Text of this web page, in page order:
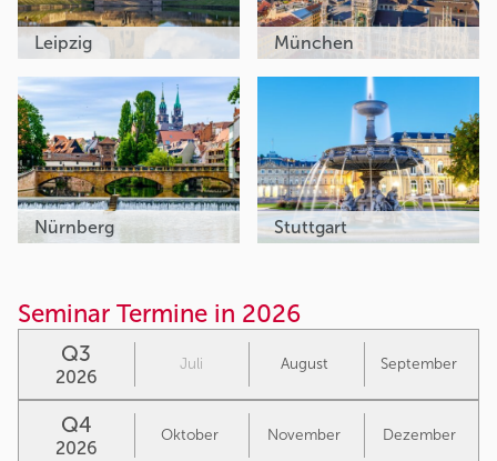
Leipzig München
Nürnberg Stuttgart
Seminar Termine in 2026
Q3
2026
Juli August September
Q4
2026
Oktober November Dezember